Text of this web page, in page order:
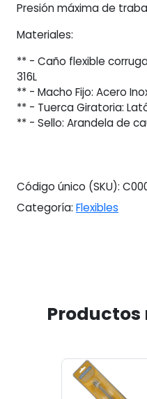
Presión máxima de
Materiales:
** - Caño flexible
316L
** - Macho Fijo: Acero
** - Tuerca Giratoria:
** - Sello: Arandela de
Código único (SKU):
Categoría: Flexibles